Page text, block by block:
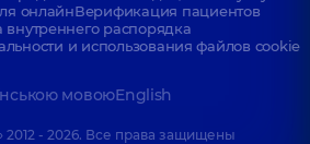
онлайнВерификация пациентов
распорядка
и использования файлов cookie
мовоюEnglish
- 2026. Все права защищены